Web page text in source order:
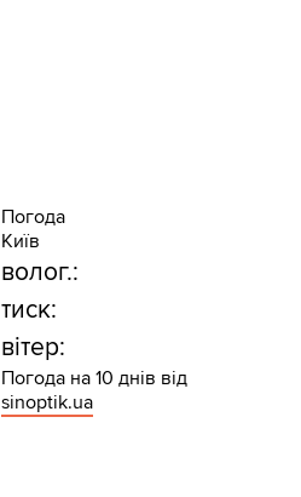
Погода
Київ
волог.:
тиск:
вітер:
Погода на 10 днів від
sinoptik.ua